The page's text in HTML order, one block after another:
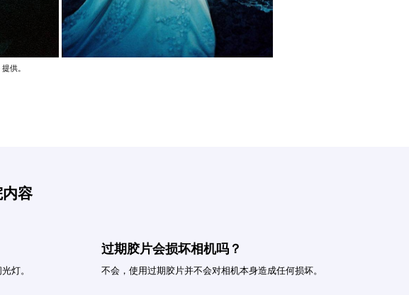
提供。
容
灯。
过期胶片会损坏相机吗？
不会，使用过期胶片并不会对相机本身造成任何损坏。